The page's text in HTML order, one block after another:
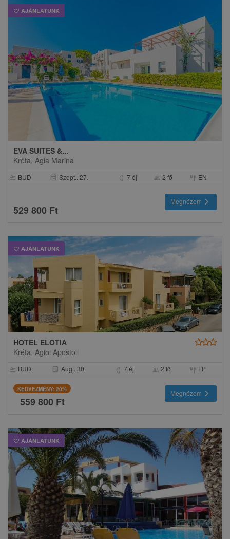
favorite AJÁNLATUNK
EVA SUITES &...
Kréta, Agia Marina
flight_takeoff BUD event Szept.. 27. nightlight 7 éj group 2 fő fork_spoon EN
529 800 Ft
Megnézemchevron_right
favorite AJÁNLATUNK
HOTEL ELOTIA starstarstar
Kréta, Agioi Apostoli
flight_takeoff BUD event Aug.. 30. nightlight 7 éj group 2 fő fork_spoon FP
KEDVEZMÉNY: 20%
559 800 Ft
Megnézemchevron_right
favorite AJÁNLATUNK